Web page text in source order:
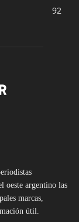
92
oeste argentino las
marcas,
útil.